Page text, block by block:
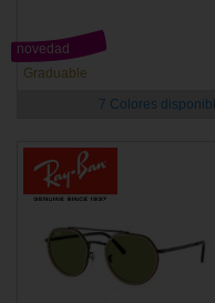
Graduable
novedad
7 Colores